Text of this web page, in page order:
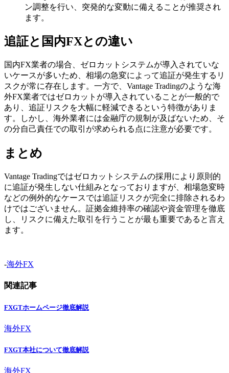
ン調整を行い、突発的な変動に備えることが推奨され
ます。
追証と国内FXとの違い
国内FX業者の場合、ゼロカットシステムが導入されていな
いケースが多いため、相場の急変によって追証が発生するリ
スクが常に存在します。一方で、Vantage Tradingのような海
外FX業者ではゼロカットが導入されていることが一般的で
あり、追証リスクを大幅に軽減できるという特徴がありま
す。しかし、海外業者には金融庁の規制が及ばないため、そ
の分自己責任での取引が求められる点に注意が必要です。
まとめ
Vantage Tradingではゼロカットシステムの採用により原則的
に追証が発生しない仕組みとなっておりますが、相場急変時
などの例外的なケースでは追証リスクが完全に排除されるわ
けではございません。証拠金維持率の確認や資金管理を徹底
し、リスクに備えた取引を行うことが最も重要であると言え
ます。
-海外FX
関連記事
FXGTホームページ徹底解説
海外FX
FXGT本社について徹底解説
海外FX